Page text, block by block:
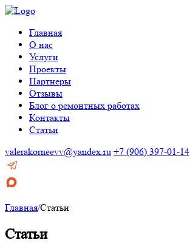
Главная
О нас
Услуги
Проекты
Партнеры
Отзывы
Блог о ремонтных работах
Контакты
Статьи
valerakorneevv@yandex.ru +7 (906) 397-01-14
Главная/Статьи
Статьи